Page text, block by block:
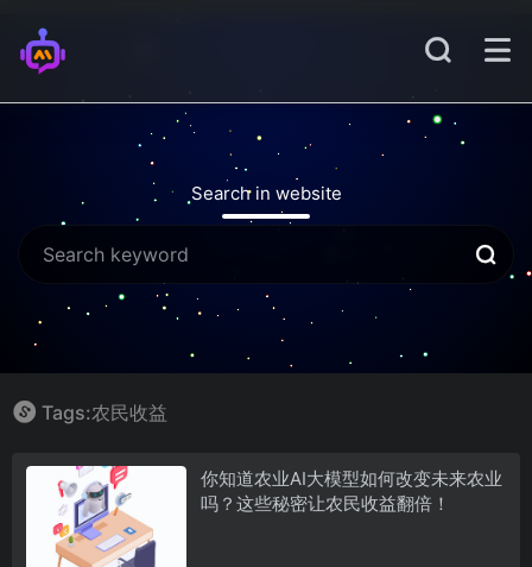
Search in website
Tags:农民收益
你知道农业AI大模型如何改变未来农业
吗？这些秘密让农民收益翻倍！